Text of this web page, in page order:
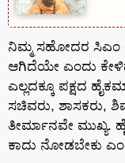
ನಿಮ್ಮ ಸಹೋದರ ಸಿಎಂ
ಆಗಿದೆಯೇ ಎಂದು
ಎಲ್ಲದಕ್ಕೂ ಪಕ್ಷದ
ಸಚಿವರು, ಶಾಸಕರು,
ತೀರ್ಮಾನವೇ ಮುಖ್ಯ.
ಕಾದು ನೋಡಬೇಕು